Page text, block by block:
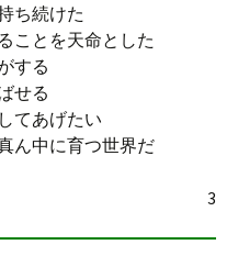
ち続けた
ことを天命とした
する
せる
てあげたい
ん中に育つ世界だ
3